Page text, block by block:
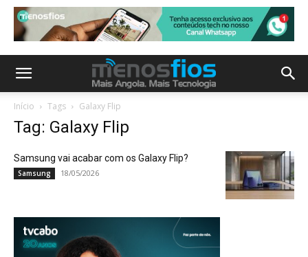
Início Tags Galaxy Flip
Tag: Galaxy Flip
Samsung vai acabar com os Galaxy Flip?
Samsung 18/05/2026